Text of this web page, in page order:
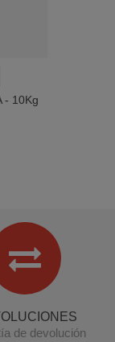
- 10Kg
de devolución